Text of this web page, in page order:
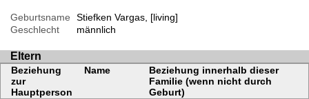
Geburtsname
Stiefken Vargas, [living]
Geschlecht
männlich
Eltern
Beziehung
zur
Hauptperson
Name
Beziehung innerhalb dieser
Familie (wenn nicht durch
Geburt)